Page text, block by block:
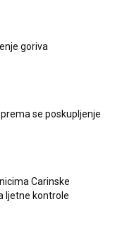
goriva
se poskupljenje
Carinske
ljetne kontrole